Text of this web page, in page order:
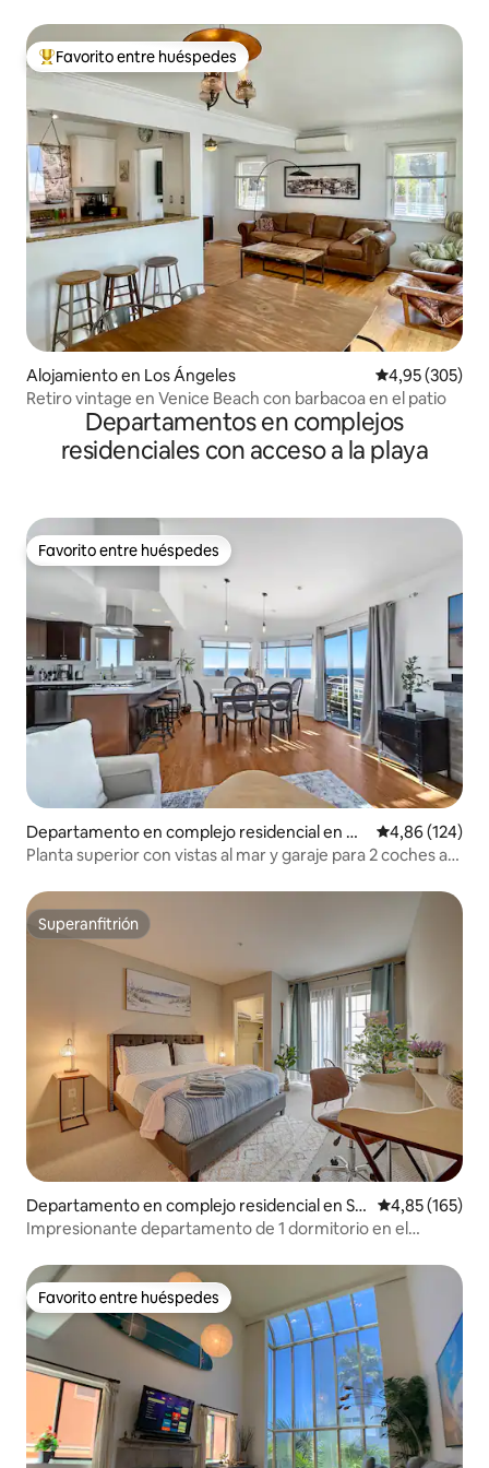
Favorito entre los huéspedes más destacados
Favorito entre huéspedes
Alojamiento en Los Ángeles Calificación
4,95 (305)
Retiro vintage en Venice Beach con barbacoa en el patio
Departamentos en complejos
residenciales con acceso a la playa
Favorito entre huéspedes
Favorito entre huéspedes
Departamento en complejo residencial en M
anhattan Beach
Calificación
4,86 (124)
Planta superior con vistas al mar y garaje para 2 coches a
Superanfitrión
Superanfitrión
Departamento en complejo residencial en Sa
nta Mónica
Calificación
4,85 (165)
Impresionante departamento de 1 dormitorio en el
Favorito entre huéspedes
Favorito entre huéspedes